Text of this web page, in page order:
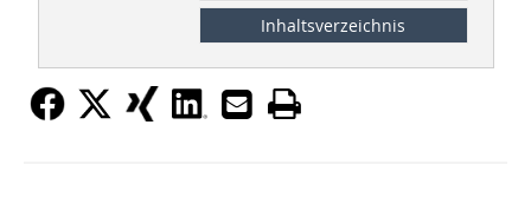
Inhaltsverzeichnis